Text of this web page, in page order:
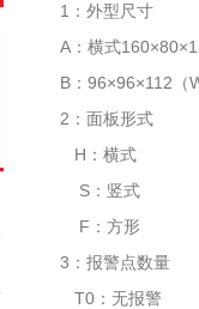
1：外型尺寸
A：横式
B：96×96×112（
2：面板形式
H：横式
S：竖式
F：方形
3：报警点数量
T0：无报警